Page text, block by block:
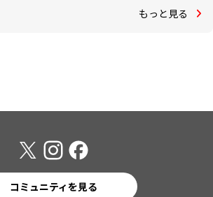
もっと見る
コミュニティを見る